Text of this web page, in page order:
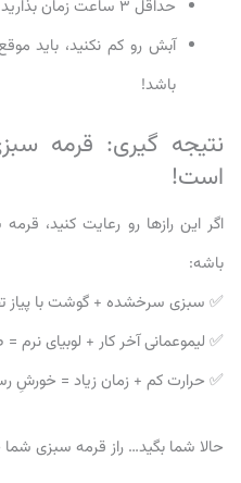
حداقل ۳ ساعت زمان بذارید. البته هرچی بیشتر، بهتر!
آبش رو کم نکنید، باید
باشد!
نتیجه گیری: قرمه
است!
اگر این رازها رو رعایت کنید،
باشه:
✅ سبزی سرخشده + گوشت با پیاز
✅ لیموعمانی آخر کار + لوبیای نرم
✅ حرارت کم + زمان زیاد = خورشِ
حالا شما بگید… راز قرمه سبزی